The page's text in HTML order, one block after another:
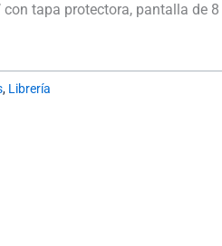
con tapa protectora, pantalla de 8
, Librería